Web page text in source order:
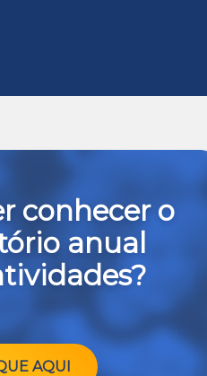
conhecer o
anual
AQUI